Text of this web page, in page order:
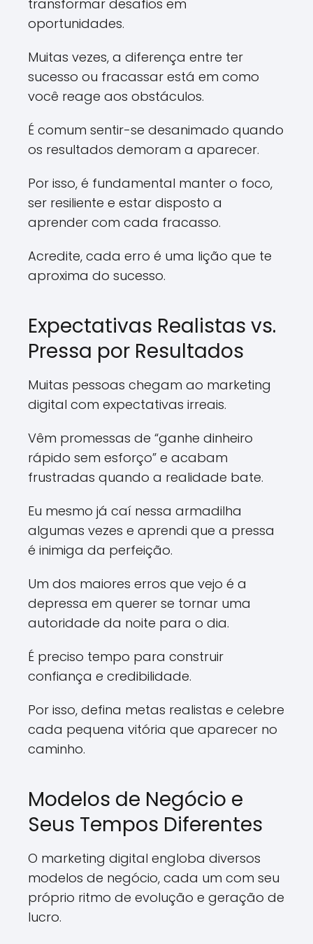
transformar desafios em
oportunidades.
Muitas vezes, a diferença entre ter
sucesso ou fracassar está em como
você reage aos obstáculos.
É comum sentir-se desanimado quando
os resultados demoram a aparecer.
Por isso, é fundamental manter o foco,
ser resiliente e estar disposto a
aprender com cada fracasso.
Acredite, cada erro é uma lição que te
aproxima do sucesso.
Expectativas Realistas vs.
Pressa por Resultados
Muitas pessoas chegam ao marketing
digital com expectativas irreais.
Vêm promessas de “ganhe dinheiro
rápido sem esforço” e acabam
frustradas quando a realidade bate.
Eu mesmo já caí nessa armadilha
algumas vezes e aprendi que a pressa
é inimiga da perfeição.
Um dos maiores erros que vejo é a
depressa em querer se tornar uma
autoridade da noite para o dia.
É preciso tempo para construir
confiança e credibilidade.
Por isso, defina metas realistas e celebre
cada pequena vitória que aparecer no
caminho.
Modelos de Negócio e
Seus Tempos Diferentes
O marketing digital engloba diversos
modelos de negócio, cada um com seu
próprio ritmo de evolução e geração de
lucro.